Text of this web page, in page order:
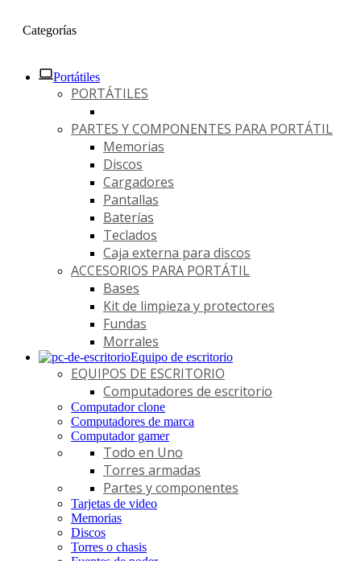
Categorías
Portátiles
PORTÁTILES
PARTES Y COMPONENTES PARA PORTÁTIL
Memorias
Discos
Cargadores
Pantallas
Baterías
Teclados
Caja externa para discos
ACCESORIOS PARA PORTÁTIL
Bases
Kit de limpieza y protectores
Fundas
Morrales
Equipo de escritorio
EQUIPOS DE ESCRITORIO
Computadores de escritorio
Computador clone
Computadores de marca
Computador gamer
Todo en Uno
Torres armadas
Partes y componentes
Tarjetas de video
Memorias
Discos
Torres o chasis